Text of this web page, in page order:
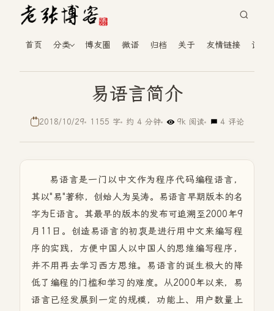
首页 分类 博友圈 微语 归档 关于 友情链接 读者
易语言简介
2018/10/29 1155 字 约 4 分钟 9k 阅读 4 评论
易语言是一门以中文作为程序代码编程语言，
其以"易"著称，创始人为吴涛。易语言早期版本的名
字为E语言。其最早的版本的发布可追溯至2000年9
月11日。创造易语言的初衷是进行用中文来编写程
序的实践，方便中国人以中国人的思维编写程序，
并不用再去学习西方思维。易语言的诞生极大的降
低了编程的门槛和学习的难度。从2000年以来，易
语言已经发展到一定的规模，功能上、用户数量上